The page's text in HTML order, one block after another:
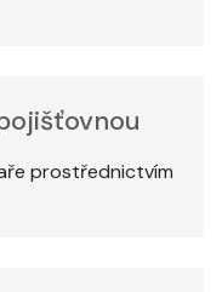
prostřednictvím